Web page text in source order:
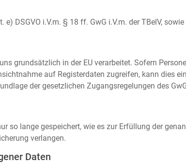
e) DSGVO i.V.m. § 18 ff. GwG i.V.m. der TBelV, sowie
grundsätzlich in der EU verarbeitet. Sofern
auf Registerdaten zugreifen, kann dies
der gesetzlichen Zugangsregelungen des
so lange gespeichert, wie es zur Erfüllung der
verlangen.
Daten